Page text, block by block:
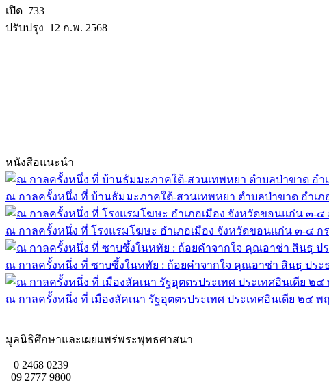
เปิด 733
ปรับปรุง 12 ก.พ. 2568
หนังสือแนะนำ
ณ กาลครั้งหนึ่ง ที่ บ้านธัมมะภาคใต้-สวนเทพหยา ตำบลป่าขาด อำ
ณ กาลครั้งหนึ่ง ที่ โรงแรมโฆษะ อำเภอเมือง จังหวัดขอนแก่น ๓-๔
ณ กาลครั้งหนึ่ง ที่ ซาบซึ้งในหทัย : ถ้อยคำจากใจ คุณอาช่า สินธุ ประ
ณ กาลครั้งหนึ่ง ที่ เมืองลัคเนา รัฐอุตตรประเทศ ประเทศอินเดีย ๒๔
มูลนิธิศึกษาและเผยแพร่พระพุทธศาสนา
0 2468 0239
09 2777 9800